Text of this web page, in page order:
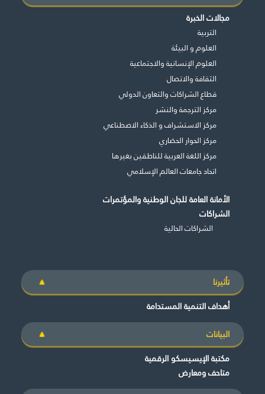
مجالات الخبرة
التربية
العلوم و البيئة
العلوم الإنسانية والاجتماعية
الثقافة والاتصال
قطاع الشراكات والتعاون الدولي
مركز الترجمة والنشر
مركز الاستشراف و الذكاء الاصطناعي
مركز الحوار الحضاري
مركز اللغة العربية للناطقين بغيرها
اتحاد جامعات العالم الإسلامي
الأمانة العامة للجان الوطنية والمؤتمرات
الشراكات
الشراكات الحالية
تأثيرنا
أهداف التنمية المستدامة
البيانات
مكتبة الإيسيسكو الرقمية
متاحف ومعارض